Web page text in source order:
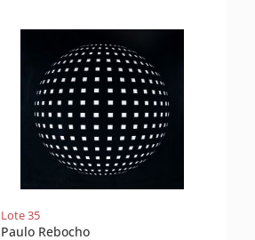
Lote 35
Paulo Rebocho